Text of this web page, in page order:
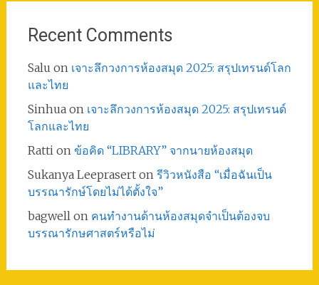
Recent Comments
Salu on เจาะลึกวงการห้องสมุด 2025: สรุปเทรนด์โลก
และไทย
Sinhuaon เจาะลึกวงการห้องสมุด 2025: สรุปเทรนด์
โลกและไทย
Rattion ข้อคิด “LIBRARY” จากนายห้องสมุด
Sukanya Leepraserton รีวิวหนังสือ “เมื่อฉันเป็น
บรรณารักษ์โดยไม่ได้ตั้งใจ”
bagwellon คนทำงานด้านห้องสมุดจำเป็นต้องจบ
บรรณารักษศาสตร์หรือไม่